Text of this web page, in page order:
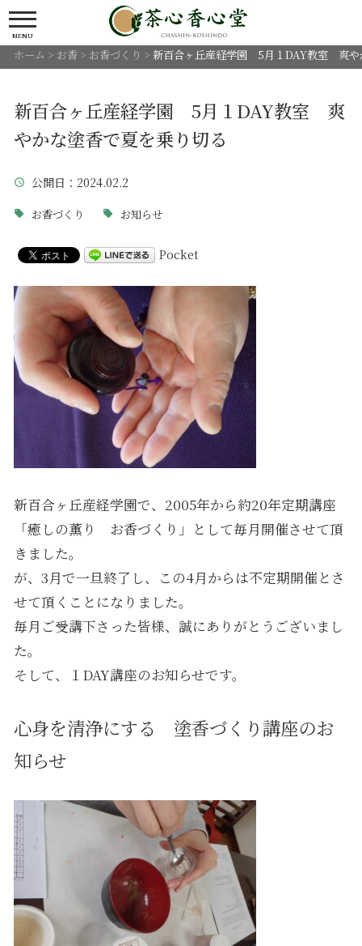
MENU
ホーム > お香> お香づくり > 新百合ヶ丘産経学園 5月１DAY教室 爽や
新百合ヶ丘産経学園 5月１DAY教室 爽
やかな塗香で夏を乗り切る
公開日 ：2024.02.2
お香づくり お知らせ
Pocket
新百合ヶ丘産経学園で、2005年から約20年定期講座
「癒しの薫り お香づくり」として毎月開催させて頂
きました。
が、3月で一旦終了し、この4月からは不定期開催とさ
せて頂くことになりました。
毎月ご受講下さった皆様、誠にありがとうございまし
た。
そして、１DAY講座のお知らせです。
心身を清浄にする 塗香づくり講座のお
知らせ